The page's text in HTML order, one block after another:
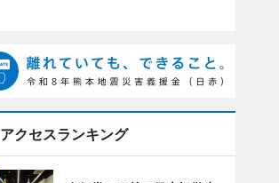
アクセスランキング